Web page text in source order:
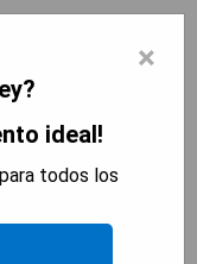
e
×
ideal!
todos los